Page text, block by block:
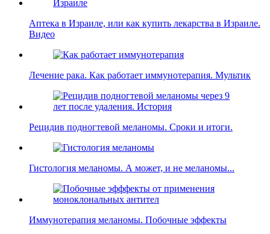
Аптека в Израиле, или как купить лекарства в Израиле.
Видео
Лечение рака. Как работает иммунотерапия. Мультик
Рецидив подногтевой меланомы. Сроки и итоги.
Гистология меланомы. А может, и не меланомы...
Иммунотерапия меланомы. Побочные эффекты